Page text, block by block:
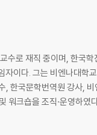
수로 재직 중이며, 한국
다. 그는 비엔나대학
한국문학번역원 강사,
워크숍을 조직·운영하였